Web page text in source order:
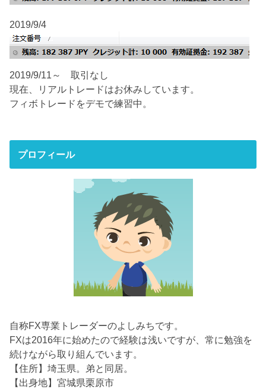
2019/9/4
2019/9/11～ 取引なし
現在、リアルトレードはお休みしています。
フィボトレードをデモで練習中。
プロフィール
自称FX専業トレーダーのよしみちです。
FXは2016年に始めたので経験は浅いですが、常に勉強を
続けながら取り組んでいます。
【住所】埼玉県。弟と同居。
【出身地】宮城県栗原市